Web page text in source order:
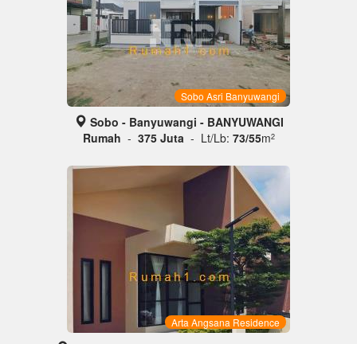
Sobo Asri Banyuwangi
Sobo - Banyuwangi - BANYUWANGI
Rumah - 375 Juta - Lt/Lb: 73/55m2
Arta Angsana Residence